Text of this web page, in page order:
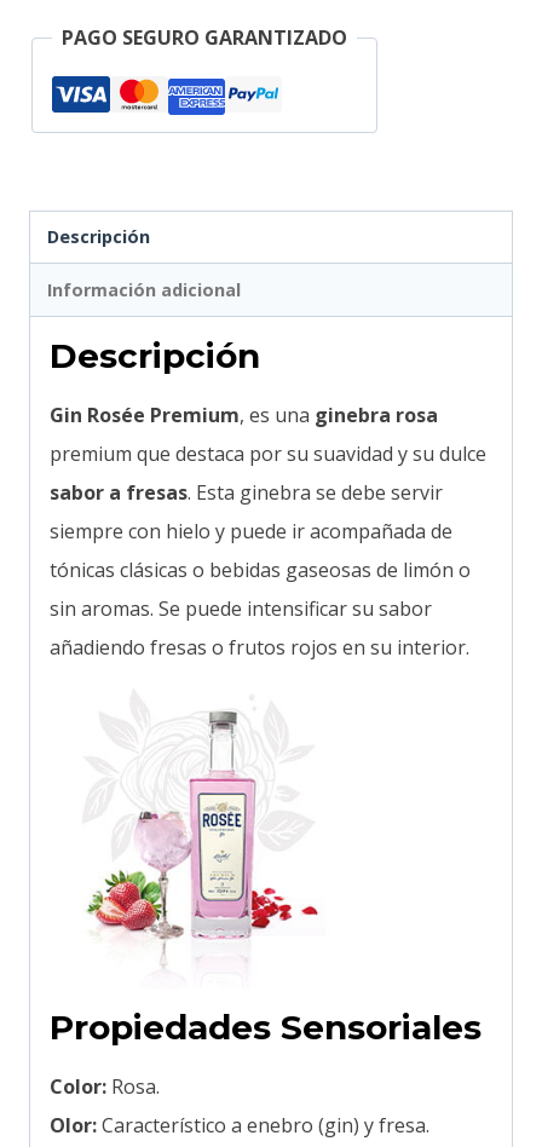
PAGO SEGURO GARANTIZADO
Descripción
Información adicional
Descripción
Gin Rosée Premium, es una ginebra rosa
premium que destaca por su suavidad y su dulce
sabor a fresas. Esta ginebra se debe servir
siempre con hielo y puede ir acompañada de
tónicas clásicas o bebidas gaseosas de limón o
sin aromas. Se puede intensificar su sabor
añadiendo fresas o frutos rojos en su interior.
Propiedades Sensoriales
Color: Rosa.
Olor:Característico a enebro (gin) y fresa.